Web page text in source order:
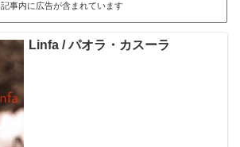
記事内に広告が含まれています
Linfa / パオラ・カスーラ